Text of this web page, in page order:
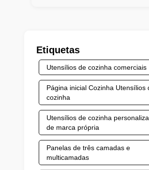
Etiquetas
Utensílios de cozinha comerciais
Página inicial Cozinha Utensílios
cozinha
Utensílios de cozinha
de marca própria
Panelas de três camadas e
multicamadas